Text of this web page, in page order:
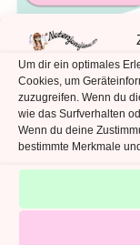
Um dir ein optimales
Cookies, um
zuzugreifen. Wenn du
wie das Surfverhalten
Wenn du deine
bestimmte Merkmale